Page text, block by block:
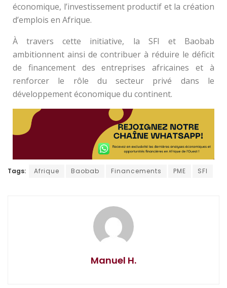
économique, l’investissement productif et la création
d’emplois en Afrique.
À travers cette initiative, la SFI et Baobab
ambitionnent ainsi de contribuer à réduire le déficit
de financement des entreprises africaines et à
renforcer le rôle du secteur privé dans le
développement économique du continent.
Tags: Afrique Baobab Financements PME SFI
Manuel H.